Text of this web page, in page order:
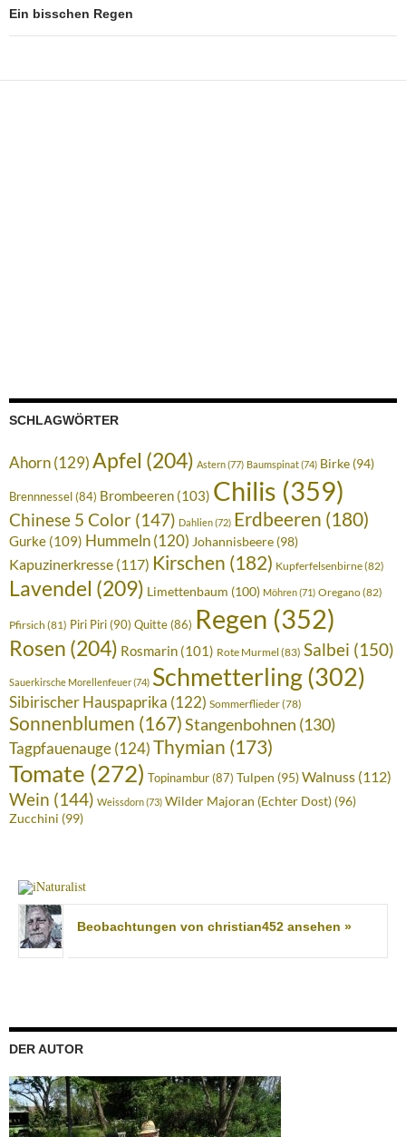
Ein bisschen Regen
SCHLAGWÖRTER
Ahorn(129)Apfel (204) Astern(77) Baumspinat(74) Birke (94)
Brennnessel (84) Brombeeren (103) Chilis (359)
Chinese 5 Color (147) Dahlien(72) Erdbeeren (180)
Gurke (109) Hummeln (120) Johannisbeere (98)
Kapuzinerkresse (117) Kirschen (182) Kupferfelsenbirne(82)
Lavendel (209) Limettenbaum (100) Möhren(71) Oregano(82)
Pfirsich (81) Piri Piri(90) Quitte(86) Regen (352)
Rosen (204) Rosmarin (101) Rote Murmel (83) Salbei (150)
Sauerkirsche Morellenfeuer(74) Schmetterling(302)
Sibirischer Hauspaprika (122) Sommerflieder(78)
Sonnenblumen (167)Stangenbohnen (130)
Tagpfauenauge(124)Thymian (173)
Tomate (272) Topinambur(87) Tulpen (95)Walnuss (112)
Wein (144) Weissdorn(73) Wilder Majoran (Echter Dost) (96)
Zucchini (99)
Beobachtungen von christian452 ansehen »
DER AUTOR